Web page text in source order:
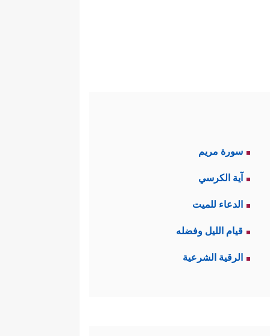
سورة مريم
آية الكرسي
الدعاء للميت
قيام الليل وفضله
الرقية الشرعية